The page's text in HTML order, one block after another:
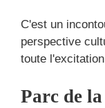
C'est un
perspective
toute
Parc de